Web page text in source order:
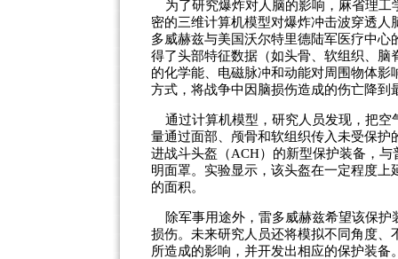
为了研究爆炸对人脑的影响，麻省理工
密的三维计算机模型对爆炸冲击波穿透
多威赫兹与美国沃尔特里德陆军医疗中
得了头部特征数据（如头骨、软组织、
的化学能、电磁脉冲和动能对周围物体
方式，将战争中因脑损伤造成的伤亡降到
通过计算机模型，研究人员发现，把空
量通过面部、颅骨和软组织传入未受保
进战斗头盔（ACH）的新型保护装备，
明面罩。实验显示，该头盔在一定程度
的面积。
除军事用途外，雷多威赫兹希望该保护
损伤。未来研究人员还将模拟不同角度
所造成的影响，并开发出相应的保护装备